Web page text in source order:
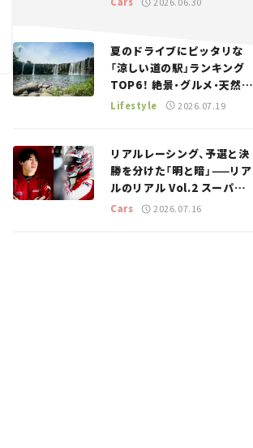
夏のドライブにピッタリな
「涼しい道の駅」ランキング
TOP6！ 絶景・グルメ・天然ク
ーラーなど、避暑におすすめ
Lifestyle 2026.07.19
リアルレーシング、予選と決
勝を分けた「明と暗」——リア
ルのリアル Vol.2 スーパー
GT 2026開幕戦 岡山国際サ
Cars 2026.07.16